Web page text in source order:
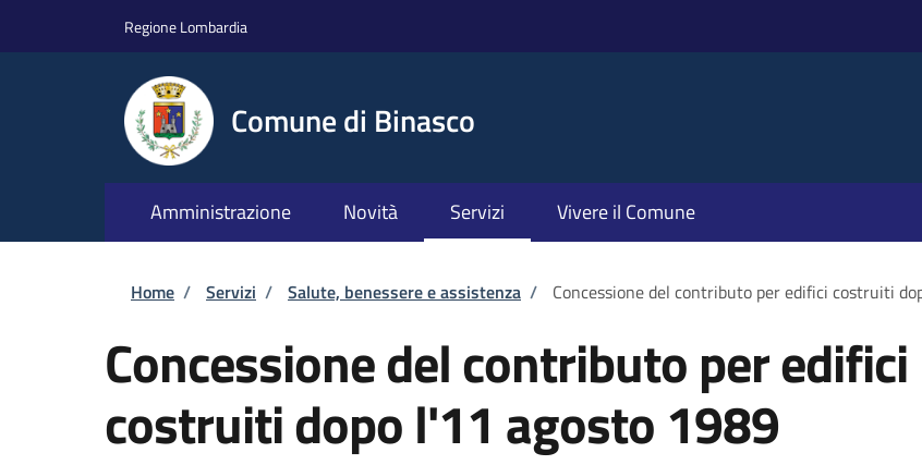
Regione Lombardia
Comune di Binasco
Amministrazione Novità Servizi Vivere il Comune
Briciole di pane
Home / Servizi / Salute, benessere e assistenza / Concessione del contributo per edifici costruiti
Concessione del contributo per edifici
costruiti dopo l'11 agosto 1989